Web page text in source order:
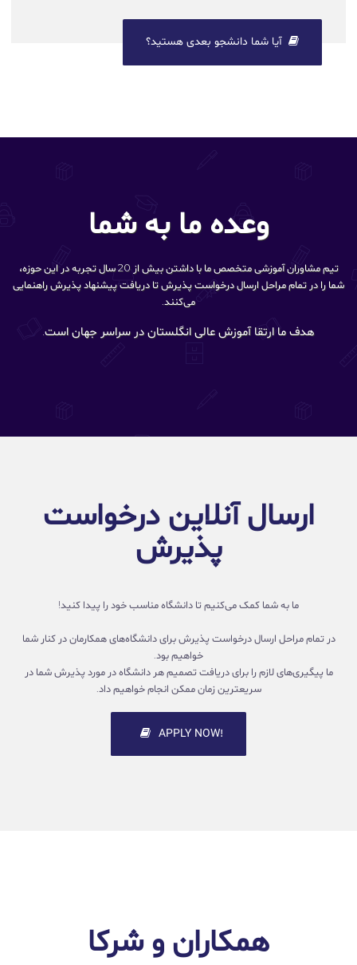
آیا شما دانشجو بعدی هستید؟
وعده ما به شما
تیم مشاوران آموزشی متخصص ما با داشتن بیش از 20 سال تجربه در این حوزه،
شما را در تمام مراحل ارسال درخواست پذیرش تا دریافت پیشنهاد پذیرش راهنمایی
می‌کنند.
هدف ما ارتقا آموزش عالی انگلستان در سراسر جهان است.
ارسال آنلاین درخواست
پذیرش
ما به شما کمک می‌کنیم تا دانشگاه مناسب خود را پیدا کنید!
در تمام مراحل ارسال درخواست پذیرش برای دانشگاه‌های همکارمان در کنار شما
خواهیم بود.
ما پیگیری‌های لازم را برای دریافت تصمیم هر دانشگاه در مورد پذیرش شما در
سریعترین زمان ممکن انجام خواهیم داد.
!APPLY NOW
همکاران و شرکا